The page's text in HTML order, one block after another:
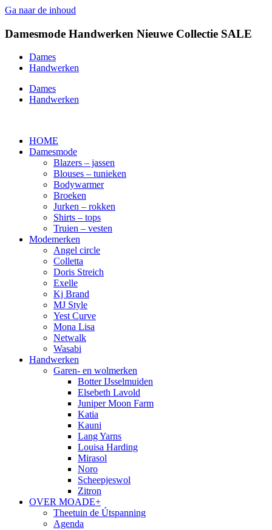
Ga naar de inhoud
Damesmode Handwerken Nieuwe Collectie SALE
Dames
Handwerken
Dames
Handwerken
HOME
Damesmode
Blazers – jassen
Blouses – tunieken
Bodywarmer
Broeken
Jurken – rokken
Shirts – tops
Truien – vesten
Modemerken
Angel circle
Colletta
Doris Streich
Exelle
Kj Brand
MJ Style
Yest Curve
Mona Lisa
Netwalk
Wasabi
Handwerken
Garen- en wolmerken
Botter IJsselmuiden
Elsebeth Lavold
Juniper Moon Farm
Katia
Kauni
Lang Yarns
Louisa Harding
Mirasol
Noro
Scheepjeswol
Zitron
OVER MOADE+
Theetuin de Útspanning
Agenda